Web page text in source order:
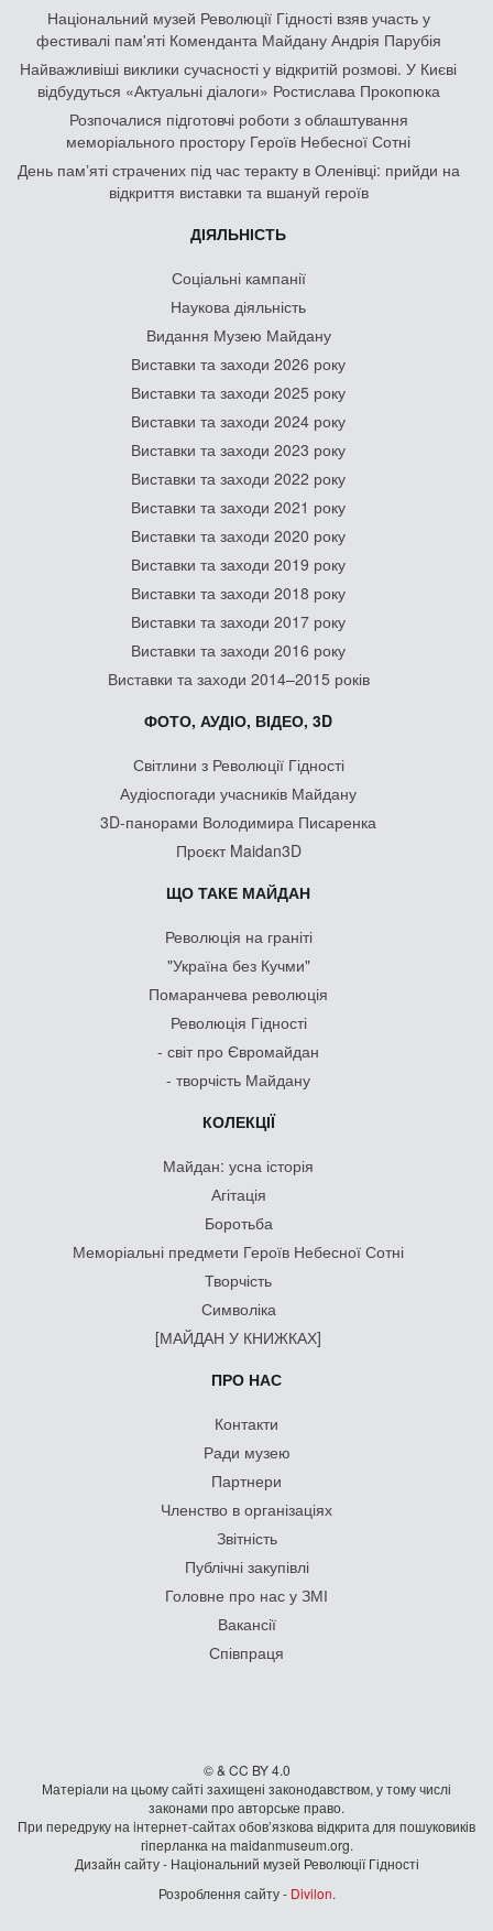
Національний музей Революції Гідності взяв участь у
фестивалі пам'яті Коменданта Майдану Андрія Парубія
Найважливіші виклики сучасності у відкритій розмові. У Києві
відбудуться «Актуальні діалоги» Ростислава Прокопюка
Розпочалися підготовчі роботи з облаштування
меморіального простору Героїв Небесної Сотні
День памʼяті страчених під час теракту в Оленівці: прийди на
відкриття виставки та вшануй героїв
ДІЯЛЬНІСТЬ
Соціальні кампанії
Наукова діяльність
Видання Музею Майдану
Виставки та заходи 2026 року
Виставки та заходи 2025 року
Виставки та заходи 2024 року
Виставки та заходи 2023 року
Виставки та заходи 2022 року
Виставки та заходи 2021 року
Виставки та заходи 2020 року
Виставки та заходи 2019 року
Виставки та заходи 2018 року
Виставки та заходи 2017 року
Виставки та заходи 2016 року
Виставки та заходи 2014–2015 років
ФОТО, АУДІО, ВІДЕО, 3D
Світлини з Революції Гідності
Аудіоспогади учасників Майдану
3D-панорами Володимира Писаренка
Проєкт Maidan3D
ЩО ТАКЕ МАЙДАН
Революція на граніті
"Україна без Кучми"
Помаранчева революція
Революція Гідності
- світ про Євромайдан
- творчість Майдану
КОЛЕКЦІЇ
Майдан: усна історія
Агітація
Боротьба
Меморіальні предмети Героїв Небесної Сотні
Творчість
Символіка
[МАЙДАН У КНИЖКАХ]
ПРО НАС
Контакти
Ради музею
Партнери
Членство в організаціях
Звітність
Публічні закупівлі
Головне про нас у ЗМІ
Вакансії
Співпраця
© & CC BY 4.0
Матеріали на цьому сайті захищені законодавством, у тому числі
законами про авторське право.
При передруку на iнтернет-сайтах обов’язкова відкрита для пошуковиків
гiперланка на maidanmuseum.org.
Дизайн сайту - Національний музей Революції Гідності
Розроблення сайту - Divilon.